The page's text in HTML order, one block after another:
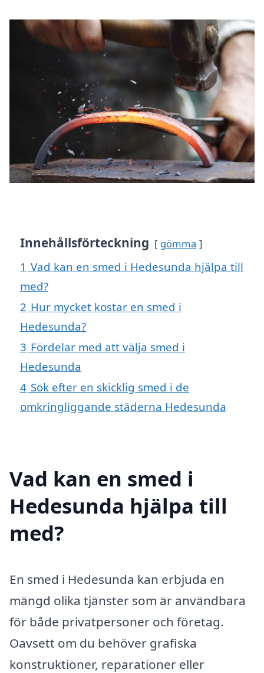
Innehållsförteckning gömma
1 Vad kan en smed i Hedesunda hjälpa till
med?
2 Hur mycket kostar en smed i
Hedesunda?
3 Fördelar med att välja smed i
Hedesunda
4 Sök efter en skicklig smed i de
omkringliggande städerna Hedesunda
Vad kan en smed i
Hedesunda hjälpa till
med?
En smed i Hedesunda kan erbjuda en
mängd olika tjänster som är användbara
för både privatpersoner och företag.
Oavsett om du behöver grafiska
konstruktioner, reparationer eller